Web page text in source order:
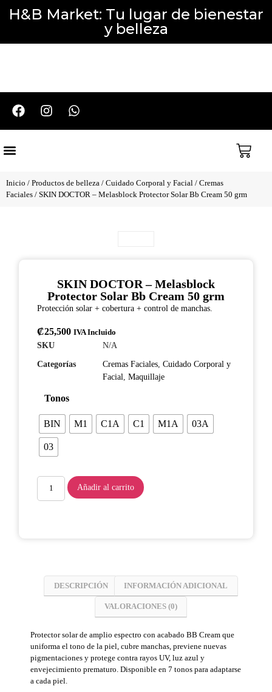
H&B Market: Tu lugar de bienestar
y belleza
Inicio / Productos de belleza / Cuidado Corporal y Facial / Cremas
Faciales / SKIN DOCTOR – Melasblock Protector Solar Bb Cream 50 grm
SKIN DOCTOR – Melasblock
Protector Solar Bb Cream 50 grm
Protección solar + cobertura + control de manchas.
₡25,500 IVA Incluido
SKU
N/A
Categorías
Cremas Faciales Cuidado Corporal y
Facial Maquillaje
Tonos
BIN M1 C1A C1 M1A 03A
03
Añadir al carrito
DESCRIPCIÓN INFORMACIÓN ADICIONAL
VALORACIONES (0)
Protector solar de amplio espectro con acabado BB Cream que
uniforma el tono de la piel, cubre manchas, previene nuevas
pigmentaciones y protege contra rayos UV, luz azul y
envejecimiento prematuro. Disponible en 7 tonos para adaptarse
a cada piel.